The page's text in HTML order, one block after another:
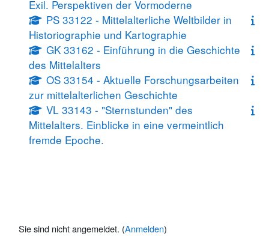
Exil. Perspektiven der Vormoderne
PS 33122 - Mittelalterliche Weltbilder in
Historiographie und Kartographie
GK 33162 - Einführung in die Geschichte
des Mittelalters
OS 33154 - Aktuelle Forschungsarbeiten
zur mittelalterlichen Geschichte
VL 33143 - "Sternstunden" des
Mittelalters. Einblicke in eine vermeintlich
fremde Epoche.
Sie sind nicht angemeldet. (Anmelden)